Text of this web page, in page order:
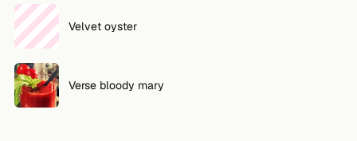
RSS
Cocktail app
Velvet oyster
Verse bloody mary